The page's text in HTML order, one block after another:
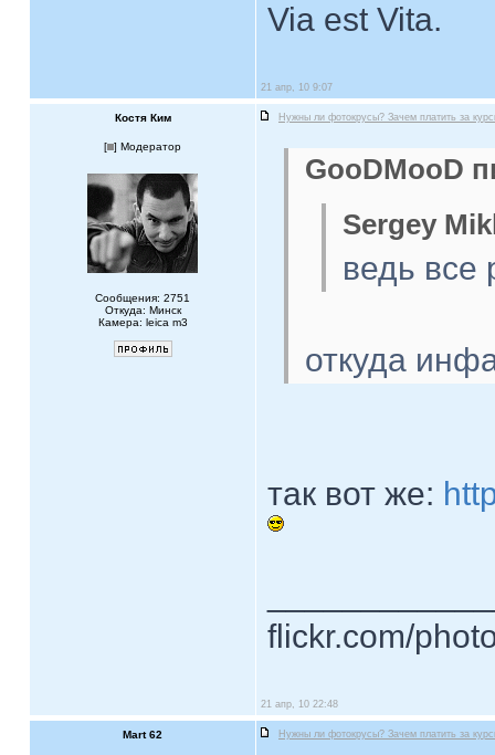
Via est Vita.
21 апр, 10 9:07
Костя Ким Нужны ли фотокрусы? Зачем платить за
[ ] Модератор
Сообщения: 2751
Откуда: Минск
Камера: leica m3
GooDMooD
Sergey
ведь
откуда
так вот же:
flickr.com/
21 апр, 10 22:48
Mart 62 Нужны ли фотокрусы? Зачем платить за